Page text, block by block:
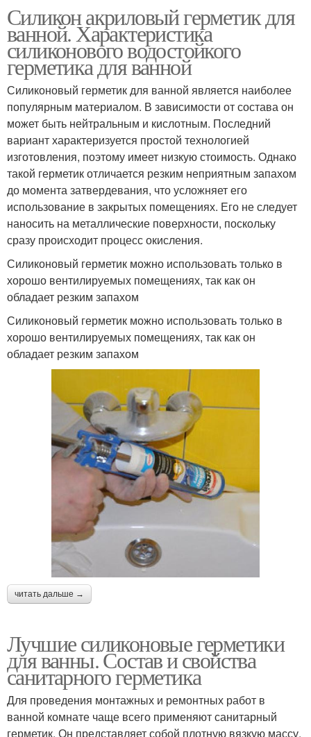
Силикон акриловый герметик для
ванной. Характеристика
силиконового водостойкого
герметика для ванной
Силиконовый герметик для ванной является наиболее
популярным материалом. В зависимости от состава он
может быть нейтральным и кислотным. Последний
вариант характеризуется простой технологией
изготовления, поэтому имеет низкую стоимость. Однако
такой герметик отличается резким неприятным запахом
до момента затвердевания, что усложняет его
использование в закрытых помещениях. Его не следует
наносить на металлические поверхности, поскольку
сразу происходит процесс окисления.
Силиконовый герметик можно использовать только в
хорошо вентилируемых помещениях, так как он
обладает резким запахом
Силиконовый герметик можно использовать только в
хорошо вентилируемых помещениях, так как он
обладает резким запахом
читать дальше →
Лучшие силиконовые герметики
для ванны. Состав и свойства
санитарного герметика
Для проведения монтажных и ремонтных работ в
ванной комнате чаще всего применяют санитарный
герметик. Он представляет собой плотную вязкую массу.